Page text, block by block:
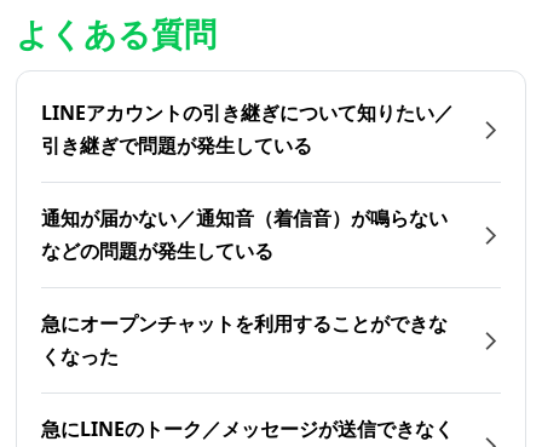
よくある質問
LINEアカウントの引き継ぎについて知りたい／
引き継ぎで問題が発生している
通知が届かない／通知音（着信音）が鳴らない
などの問題が発生している
急にオープンチャットを利用することができな
くなった
急にLINEのトーク／メッセージが送信できなく